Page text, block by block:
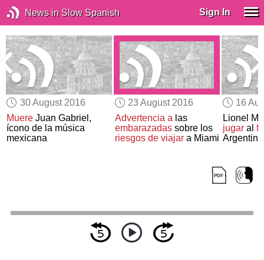
News in Slow Spanish Sign In
30 August 2016
Muere Juan Gabriel,
ícono de la música
mexicana
23 August 2016
Advertencia alas
embarazadassobre los
riesgos de viajara Miami
16
Lionel
jugaral
Argentina